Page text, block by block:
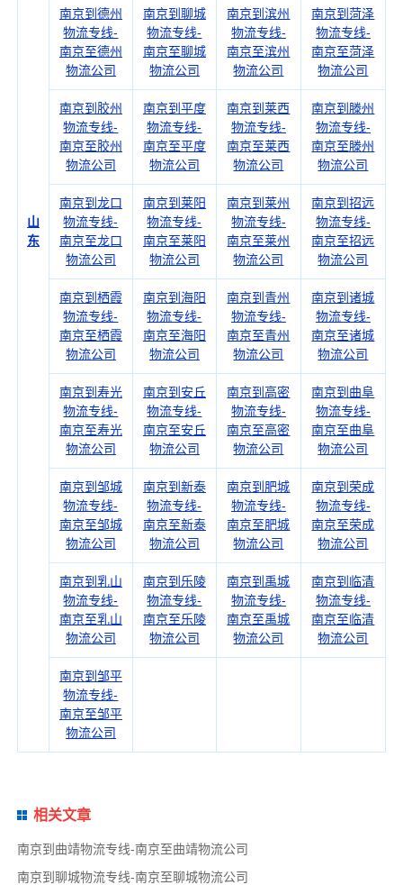
山
东
南京到德州
物流专线-
南京至德州
物流公司
南京到聊城
物流专线-
南京至聊城
物流公司
南京到滨州
物流专线-
南京至滨州
物流公司
南京到菏泽
物流专线-
南京至菏泽
物流公司
南京到胶州
物流专线-
南京至胶州
物流公司
南京到平度
物流专线-
南京至平度
物流公司
南京到莱西
物流专线-
南京至莱西
物流公司
南京到滕州
物流专线-
南京至滕州
物流公司
南京到龙口
物流专线-
南京至龙口
物流公司
南京到莱阳
物流专线-
南京至莱阳
物流公司
南京到莱州
物流专线-
南京至莱州
物流公司
南京到招远
物流专线-
南京至招远
物流公司
南京到栖霞
物流专线-
南京至栖霞
物流公司
南京到海阳
物流专线-
南京至海阳
物流公司
南京到青州
物流专线-
南京至青州
物流公司
南京到诸城
物流专线-
南京至诸城
物流公司
南京到寿光
物流专线-
南京至寿光
物流公司
南京到安丘
物流专线-
南京至安丘
物流公司
南京到高密
物流专线-
南京至高密
物流公司
南京到曲阜
物流专线-
南京至曲阜
物流公司
南京到邹城
物流专线-
南京至邹城
物流公司
南京到新泰
物流专线-
南京至新泰
物流公司
南京到肥城
物流专线-
南京至肥城
物流公司
南京到荣成
物流专线-
南京至荣成
物流公司
南京到乳山
物流专线-
南京至乳山
物流公司
南京到乐陵
物流专线-
南京至乐陵
物流公司
南京到禹城
物流专线-
南京至禹城
物流公司
南京到临清
物流专线-
南京至临清
物流公司
南京到邹平
物流专线-
南京至邹平
物流公司
相关文章
南京到曲靖物流专线-南京至曲靖物流公司
南京到聊城物流专线-南京至聊城物流公司